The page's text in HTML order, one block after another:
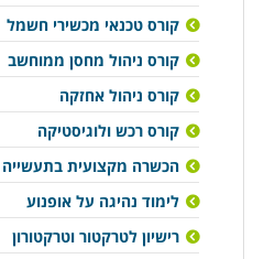
קורס טכנאי מכשירי חשמל
קורס ניהול מחסן ממוחשב
קורס ניהול אחזקה
קורס רכש ולוגיסטיקה
הכשרה מקצועית בתעשייה
לימוד נהיגה על אופנוע
רישיון לטרקטור וטרקטורון